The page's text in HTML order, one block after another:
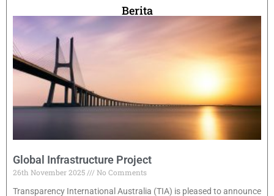
Berita
Global Infrastructure Project
26th November 2025
No Comments
Transparency International Australia (TIA) is pleased to announce